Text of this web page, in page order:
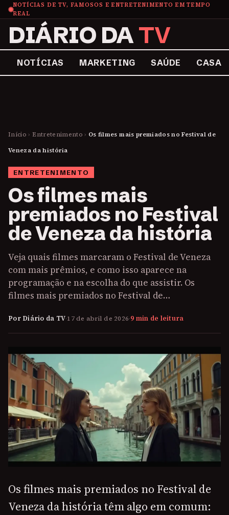
NOTÍCIAS DE TV, FAMOSOS E ENTRETENIMENTO EM TEMPO
REAL
DIÁRIO DATV
NOTÍCIAS MARKETING SAÚDE CASA
Início › Entretenimento › Os filmes mais premiados no Festival de
Veneza da história
ENTRETENIMENTO
Os filmes mais
premiados no Festival
de Veneza da história
Veja quais filmes marcaram o Festival de Veneza
com mais prêmios, e como isso aparece na
programação e na escolha do que assistir. Os
filmes mais premiados no Festival de…
Por Diário da TV·17 de abril de 2026·9 min de leitura
Os filmes mais premiados no Festival de
Veneza da história têm algo em comum: